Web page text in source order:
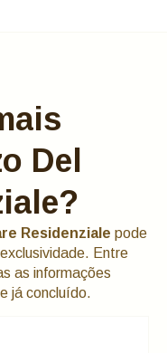
Del
Residenziale pode
Entre
as informações
já concluído.